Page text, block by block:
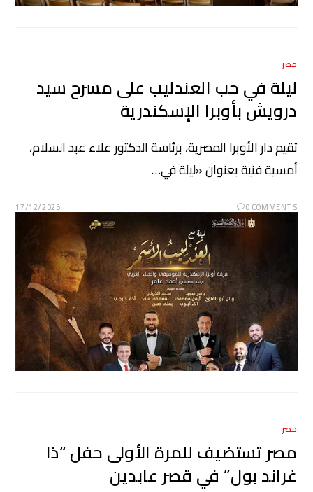
مصر
ليلة في حب العندليب على مسرح سيد
درويش بأوبرا الإسكندرية
تقيم دار الأوبرا المصرية، برئاسة الدكتور علاء عبد السلام،
أمسية فنية بعنوان «ليلة في…
0 COMMENTS
17/12/2025
مصر
مصر تستضيف للمرة الأولى حفل “ذا
غراند بول” في قصر عابدين